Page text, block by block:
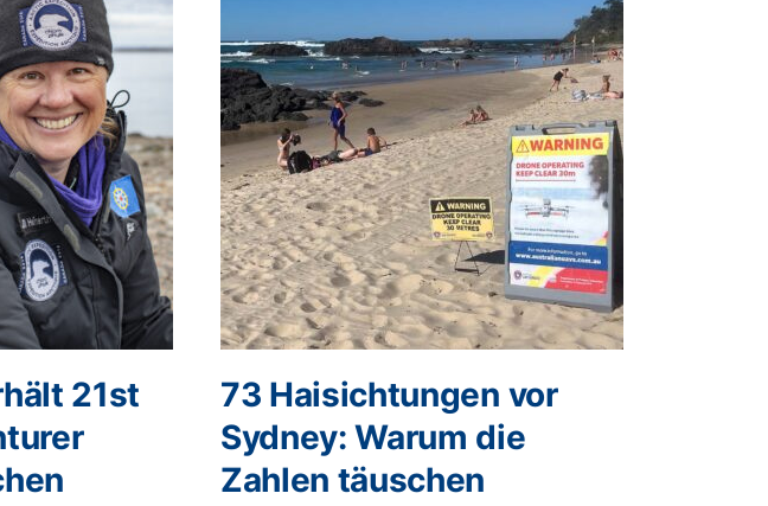
21st
73 Haisichtungen vor
Sydney: Warum die
Zahlen täuschen